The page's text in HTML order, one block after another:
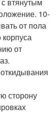
10-
от пола
от
сторону